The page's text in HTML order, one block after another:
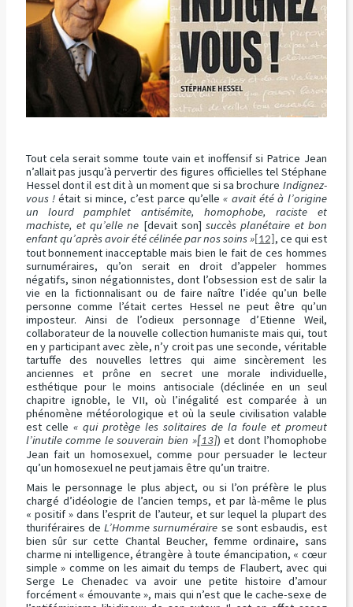
Tout cela serait somme toute vain et inoffensif si Patrice Jean
n’allait pas jusqu’à pervertir des figures officielles tel Stéphane
Hessel dont il est dit à un moment que si sa brochure Indignez-
vous !était si mince, c’est parce qu’elle« avait été à l’origine
un lourd pamphlet antisémite, homophobe, raciste et
machiste, et qu’elle ne [devait son] succès planétaire et bon
enfant qu’après avoir été célinée par nos soins »[12] , ce qui est
tout bonnement inacceptable mais bien le fait de ces hommes
surnuméraires, qu’on serait en droit d’appeler hommes
négatifs, sinon négationnistes, dont l’obsession est de salir la
vie en la fictionnalisant ou de faire naître l’idée qu’un belle
personne comme l’était certes Hessel ne peut être qu’un
imposteur. Ainsi de l’odieux personnage d’Etienne Weil,
collaborateur de la nouvelle collection humaniste mais qui, tout
en y participant avec zèle, n’y croit pas une seconde, véritable
tartuffe des nouvelles lettres qui aime sincèrement les
anciennes et prône en secret une morale individuelle,
esthétique pour le moins antisociale (déclinée en un seul
chapitre ignoble, le VII, où l’inégalité est comparée à un
phénomène météorologique et où la seule civilisation valable
est celle« qui protège les solitaires de la foule et promeut
l’inutile comme le souverain bien »[13]) et dont l’homophobe
Jean fait un homosexuel, comme pour persuader le lecteur
qu’un homosexuel ne peut jamais être qu’un traitre.
Mais le personnage le plus abject, ou si l’on préfère le plus
chargé d’idéologie de l’ancien temps, et par là-même le plus
« positif » dans l’esprit de l’auteur, et sur lequel la plupart des
thuriféraires de L’Homme surnuméraire se sont esbaudis, est
bien sûr sur cette Chantal Beucher, femme ordinaire, sans
charme ni intelligence, étrangère à toute émancipation, « cœur
simple » comme on les aimait du temps de Flaubert, avec qui
Serge Le Chenadec va avoir une petite histoire d’amour
forcément « émouvante », mais qui n’est que le cache-sexe de